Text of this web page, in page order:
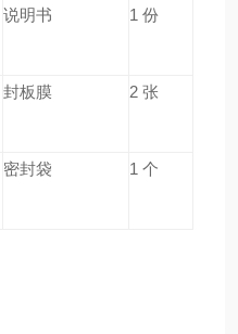
说明书 1 份
封板膜 2 张
密封袋 1 个